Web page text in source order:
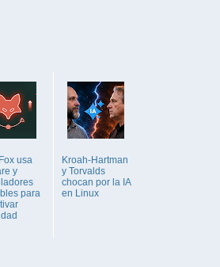
usa
y
para
Kroah-Hartman
y Torvalds
chocan por la IA
en Linux